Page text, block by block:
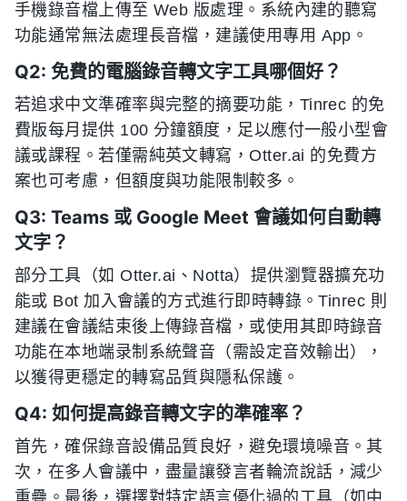
手機錄音檔上傳至 Web 版處理。系統內建的聽寫
功能通常無法處理長音檔，建議使用專用 App。
Q2: 免費的電腦錄音轉文字工具哪個好？
若追求中文準確率與完整的摘要功能，Tinrec 的免
費版每月提供 100 分鐘額度，足以應付一般小型會
議或課程。若僅需純英文轉寫，Otter.ai 的免費方
案也可考慮，但額度與功能限制較多。
Q3: Teams 或 Google Meet 會議如何自動轉
文字？
部分工具（如 Otter.ai、Notta）提供瀏覽器擴充功
能或 Bot 加入會議的方式進行即時轉錄。Tinrec 則
建議在會議結束後上傳錄音檔，或使用其即時錄音
功能在本地端录制系統聲音（需設定音效輸出），
以獲得更穩定的轉寫品質與隱私保護。
Q4: 如何提高錄音轉文字的準確率？
首先，確保錄音設備品質良好，避免環境噪音。其
次，在多人會議中，盡量讓發言者輪流說話，減少